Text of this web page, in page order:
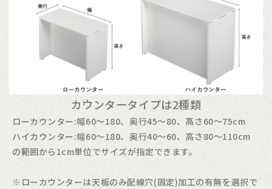
カウンタータイプは2種類
ローカウンター:幅60～180、奥行45～80、高さ60～75cm
ハイカウンター:幅60～180、奥行40～60、高さ80～110cm
の範囲から1cm単位でサイズが指定できます。
※ローカウンターは天板のみ配線穴(固定)加工の有無を選択で